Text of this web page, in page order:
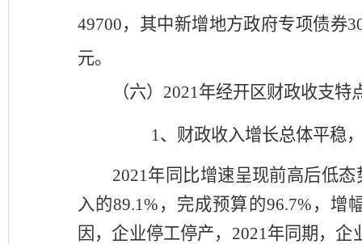
49700，其中新增地方政府专项债券
元。
（六） 2021年经开区财政收支特
1、财政收入增长总体平稳
2021年同比增速呈现前高后低态
入的89.1%，完成预算的96.7%， 增
因，企业停工停产，2021年同期，企